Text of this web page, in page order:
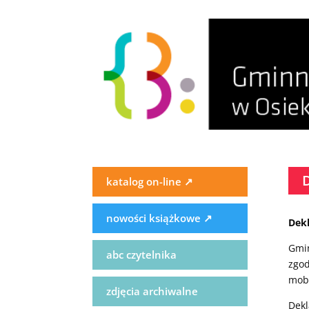
katalog on-line ↗
nowości książkowe ↗
abc czytelnika
zdjęcia archiwalne